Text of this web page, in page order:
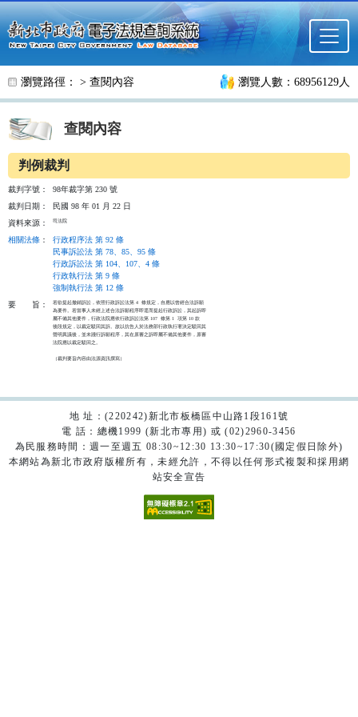
跳至主要內容
瀏覽路徑： > 查閱內容 瀏覽人數：68956129人
查閱內容
判例裁判
裁判字號：
98年裁字第 230 號
裁判日期：
民國 98 年 01 月 22 日
資料來源：
司法院
相關法條 ：
行政程序法 第 92 條
民事訴訟法 第 78、85、95 條
行政訴訟法 第 104、107、4 條
行政執行法 第 9 條
強制執行法 第 12 條
要
旨：
若欲提起撤銷訴訟，依照行政訴訟法第 4  條規定，自應以曾經合法訴願
為要件。若當事人未經上述合法訴願程序即逕而提起行政訴訟，其起訴即
屬不備其他要件，行政法院應依行政訴訟法第 107  條第 1  項第 10 款
後段規定，以裁定駁回其訴。故以抗告人於法務部行政執行署決定駁回其
聲明異議後，並未踐行訴願程序，其在原審之訴即屬不備其他要件，原審
法院應以裁定駁回之。
（裁判要旨內容由法源資訊撰寫）
地 址：(220242)新北市板橋區中山路1段161號
電 話：總機1999 (新北市專用) 或 (02)2960-3456
為民服務時間：週一至週五 08:30~12:30 13:30~17:30(國定假日除外)
本網站為新北市政府版權所有，未經允許，不得以任何形式複製和採用網
站安全宣告